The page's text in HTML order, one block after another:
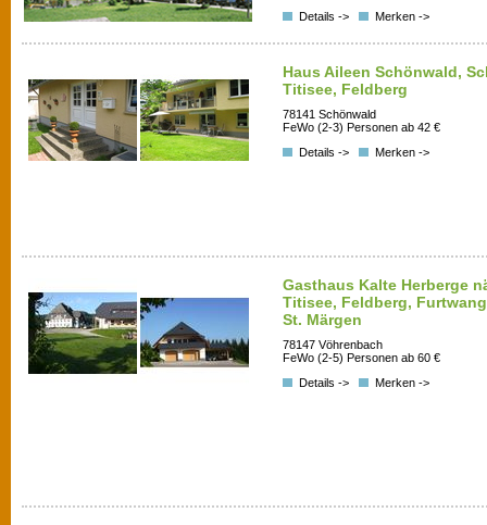
Details ->
Merken ->
Haus Aileen Schönwald,
Titisee, Feldberg
78141 Schönwald
FeWo (2-3) Personen ab 42 €
Details ->
Merken ->
Gasthaus Kalte Herberge
Titisee, Feldberg,
St. Märgen
78147 Vöhrenbach
FeWo (2-5) Personen ab 60 €
Details ->
Merken ->